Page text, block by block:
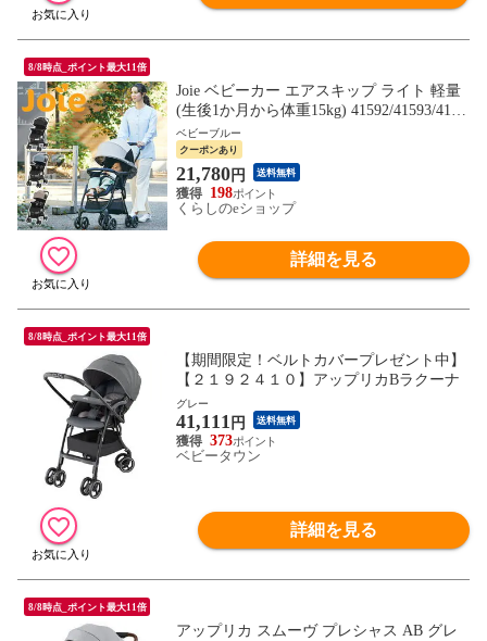
8/8時点_ポイント最大11倍
Joie ベビーカー エアスキップ ライト 軽量
(生後1か月から体重15kg) 41592/41593/4159
4 ジョイー 正規品 バギー 背面式 折りたた
み コンパクト スリム 幅47cm 自立 収納カ
ゴ付き レインカバー付き おしゃれ カトー
ジ KATOJI 【送料無料】
ベビーブルー
クーポンあり
21,780円 送料無料
198
くらしのeショップ
詳細を見る
8/8時点_ポイント最大11倍
【期間限定！ベルトカバープレゼント中】
【２１９２４１０】アップリカBラクーナ
グレー
41,111 円 送料無料
373
ベビータウン
詳細を見る
8/8時点_ポイント最大11倍
アップリカ スムーヴ プレシャス AB グレ